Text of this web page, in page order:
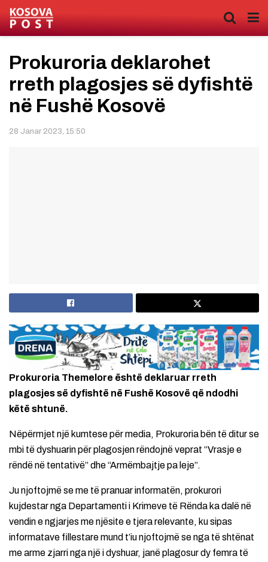
Prokuroria deklarohet
rreth plagosjes së dyfishtë
në Fushë Kosovë
28 Janar 2023, 15:50
Prokuroria Themelore është deklaruar rreth
plagosjes së dyfishtë në Fushë Kosovë që ndodhi
këtë shtunë.
Nëpërmjet një kumtese për media, Prokuroria bën të ditur se
mbi të dyshuarin për plagosjen rëndojnë veprat “Vrasje e
rëndë në tentativë” dhe “Armëmbajtje pa leje”.
Ju njoftojmë se me të pranuar informatën, prokurori
kujdestar nga Departamenti i Krimeve të Rënda ka dalë në
vendin e ngjarjes me njësite e tjera relevante, ku sipas
informatave fillestare mund t’iu njoftojmë se nga të shtënat
me arme zjarri nga një i dyshuar, janë plagosur dy femra të